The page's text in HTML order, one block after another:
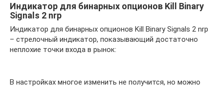
Индикатор для бинарных опционов Kill Binary
Signals 2 nrp
Индикатор для бинарных опционов Kill Binary Signals 2 nrp
– стрелочный индикатор, показывающий достаточно
неплохие точки входа в рынок:
В настройках многое изменить не получится, но можно